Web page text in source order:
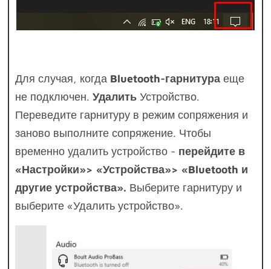
Для случая, когда Bluetooth-гарнитура еще
не подключен.Удалить Устройство.
Переведите гарнитуру в режим сопряжения и
заново выполните сопряжение. Чтобы
временно удалить устройство - перейдите в
«Настройки»> «Устройства»> «Bluetooth и
другие устройства». Выберите гарнитуру и
выберите «Удалить устройство».